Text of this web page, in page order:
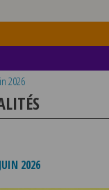
2026
2026